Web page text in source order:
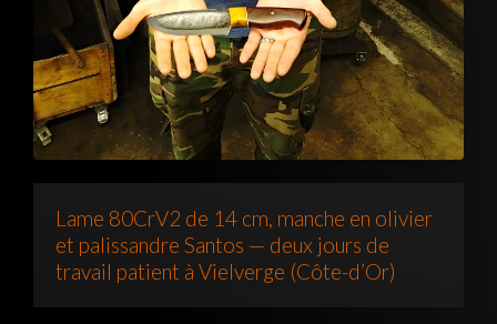
Lame 80CrV2 de 14 cm, manche en olivier
et palissandre Santos — deux jours de
travail patient à Vielverge (Côte-d’Or)